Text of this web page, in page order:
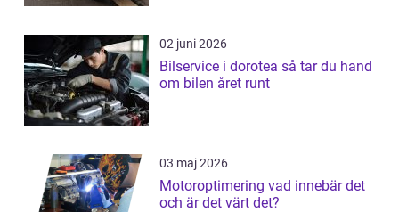
02 juni 2026
Bilservice i dorotea så tar du hand
om bilen året runt
03 maj 2026
Motoroptimering vad innebär det
och är det värt det?